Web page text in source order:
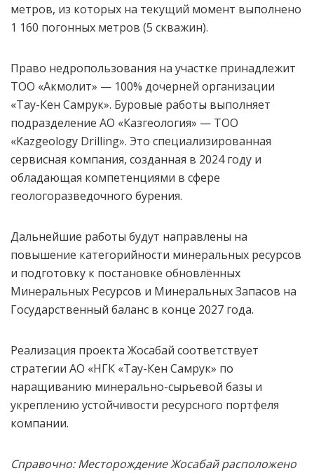
метров, из которых на текущий момент выполнено
1 160 погонных метров (5 скважин).
Право недропользования на участке принадлежит
ТОО «Акмолит» — 100% дочерней организации
«Тау-Кен Самрук». Буровые работы выполняет
подразделение АО «Казгеология» — ТОО
«Kazgeology Drilling». Это специализированная
сервисная компания, созданная в 2024 году и
обладающая компетенциями в сфере
геологоразведочного бурения.
Дальнейшие работы будут направлены на
повышение категорийности минеральных ресурсов
и подготовку к постановке обновлённых
Минеральных Ресурсов и Минеральных Запасов на
Государственный баланс в конце 2027 года.
Реализация проекта Жосабай соответствует
стратегии АО «НГК «Тау-Кен Самрук» по
наращиванию минерально-сырьевой базы и
укреплению устойчивости ресурсного портфеля
компании.
Справочно: Месторождение Жосабай расположено